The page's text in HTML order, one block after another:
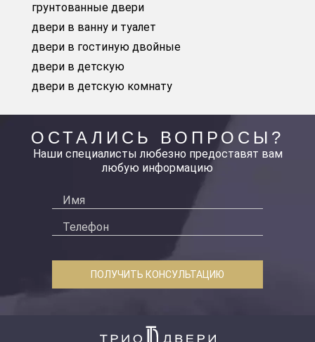
грунтованные двери
двери в ванну и туалет
двери в гостиную двойные
двери в детскую
двери в детскую комнату
ОСТАЛИСЬ ВОПРОСЫ?
Наши специалисты любезно предоставят вам
любую информацию
ПОЛУЧИТЬ КОНСУЛЬТАЦИЮ